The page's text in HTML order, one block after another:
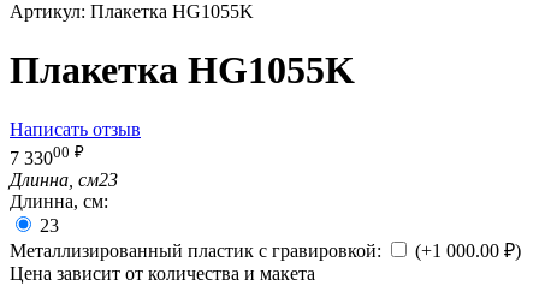
Артикул: Плакетка HG1055K
Плакетка HG1055K
Написать отзыв
7 33000 ₽
Длинна, см23
Длинна, см:
23
Металлизированный пластик с гравировкой:
(+1 000.00 ₽)
Цена зависит от количества и макета